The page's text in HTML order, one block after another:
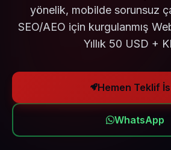
yönelik, mobilde sorunsuz
SEO/AEO için kurgulanmış
Yıllık 50 USD +
Hemen Teklif
WhatsApp